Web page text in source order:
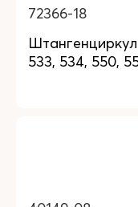
72366-18
533, 534, 550,